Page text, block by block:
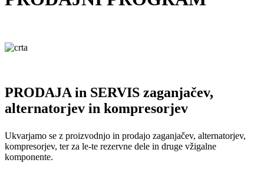
PRODAJA in SERVIS zaganjačev,
alternatorjev in kompresorjev
Ukvarjamo se z proizvodnjo in prodajo zaganjačev, alternatorjev,
kompresorjev, ter za le-te rezervne dele in druge vžigalne
komponente.